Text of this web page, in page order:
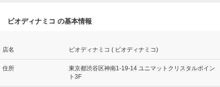
ビオディナミコ の基本情報
店名 ビオディナミコ ( ビオディナミコ)
住所
東京都渋谷区神南1-19-14 ユニマットクリスタルポイン
ト3F